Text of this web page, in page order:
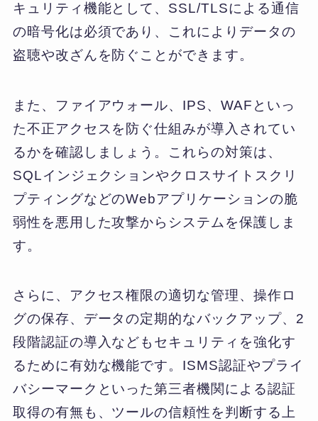
キュリティ機能として、SSL/TLSによる通信
の暗号化は必須であり、これによりデータの
盗聴や改ざんを防ぐことができます。
また、ファイアウォール、IPS、WAFといっ
た不正アクセスを防ぐ仕組みが導入されてい
るかを確認しましょう。これらの対策は、
SQLインジェクションやクロスサイトスクリ
プティングなどのWebアプリケーションの脆
弱性を悪用した攻撃からシステムを保護しま
す。
さらに、アクセス権限の適切な管理、操作ロ
グの保存、データの定期的なバックアップ、2
段階認証の導入などもセキュリティを強化す
るために有効な機能です。ISMS認証やプライ
バシーマークといった第三者機関による認証
取得の有無も、ツールの信頼性を判断する上